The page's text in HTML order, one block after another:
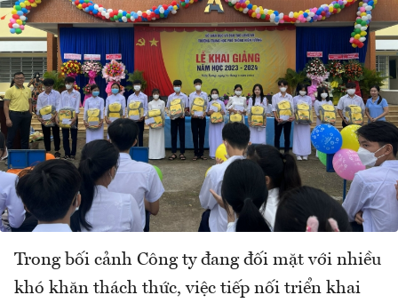
Trong bối cảnh Công ty đang đối mặt với nhiều
khó khăn thách thức, việc tiếp nối triển khai